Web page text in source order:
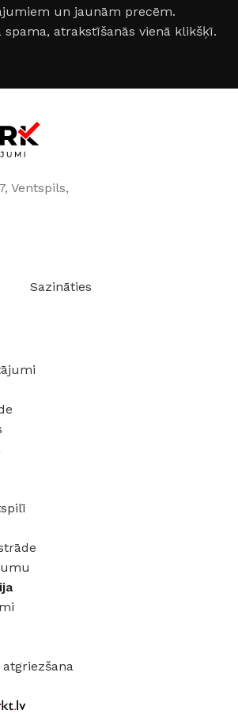
× 2050 mmun jaunām precēm.
spama, atrakstīšanās vienā klikšķī.
Ventspils,
Sazināties